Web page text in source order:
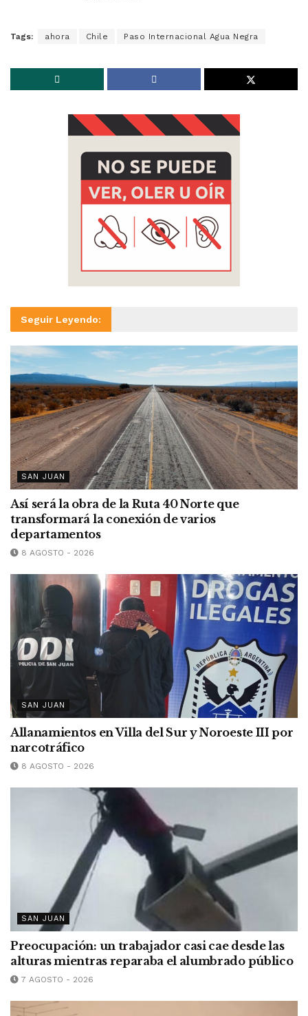
Tags: ahora Chile Paso Internacional Agua Negra
Seguir Leyendo:
SAN JUAN
Así será la obra de la Ruta 40 Norte que
transformará la conexión de varios
departamentos
8 AGOSTO - 2026
SAN JUAN
Allanamientos en Villa del Sur y Noroeste III por
narcotráfico
8 AGOSTO - 2026
SAN JUAN
Preocupación: un trabajador casi cae desde las
alturas mientras reparaba el alumbrado público
7 AGOSTO - 2026